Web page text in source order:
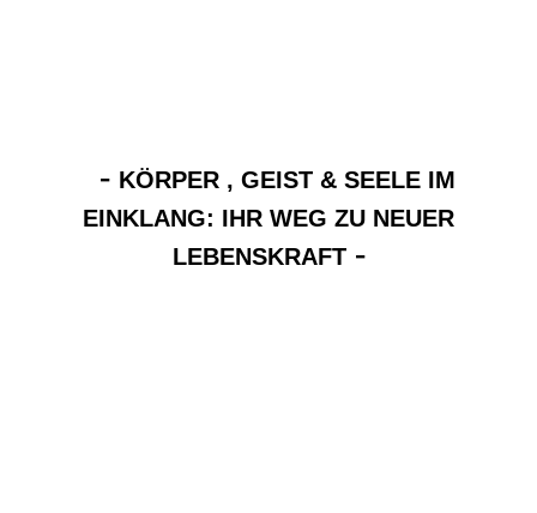
- KÖRPER , GEIST & SEELE IM
EINKLANG: IHR WEG ZU NEUER
LEBENSKRAFT-